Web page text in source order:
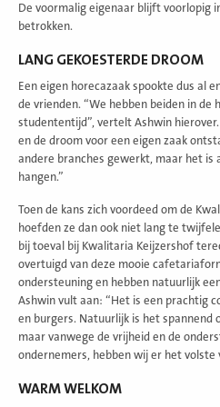
De voormalig eigenaar blijft voorlopig
betrokken.
LANG GEKOESTERDE DROOM
Een eigen horecazaak spookte dus al
de vrienden. “We hebben beiden in de
studententijd”, vertelt Ashwin
en de droom voor een eigen zaak
andere branches gewerkt, maar het is
hangen.”
Toen de kans zich voordeed om de
hoefden ze dan ook niet lang te
bij toeval bij Kwalitaria Keijzershof
overtuigd van deze mooie
ondersteuning en hebben natuurlijk
Ashwin vult aan: “Het is een prachtig
en burgers. Natuurlijk is het spannend
maar vanwege de vrijheid en de
ondernemers, hebben wij er het volste
WARM WELKOM